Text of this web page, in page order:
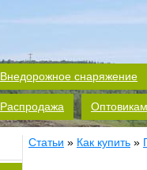
Внедорожное снаряжение
Распродажа Оптовикам
Статьи » Как купить »